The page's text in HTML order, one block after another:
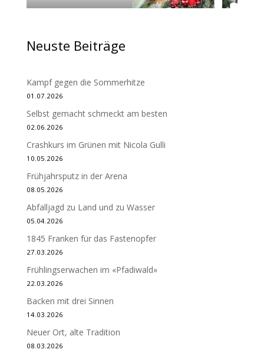
Neuste Beiträge
Kampf gegen die Sommerhitze
01.07.2026
Selbst gemacht schmeckt am besten
02.06.2026
Crashkurs im Grünen mit Nicola Gulli
10.05.2026
Frühjahrsputz in der Arena
08.05.2026
Abfalljagd zu Land und zu Wasser
05.04.2026
1845 Franken für das Fastenopfer
27.03.2026
Frühlingserwachen im «Pfadiwald»
22.03.2026
Backen mit drei Sinnen
14.03.2026
Neuer Ort, alte Tradition
08.03.2026